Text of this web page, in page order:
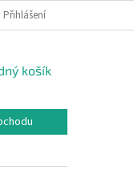
ÚDAJŮ
Přihlášení
košík